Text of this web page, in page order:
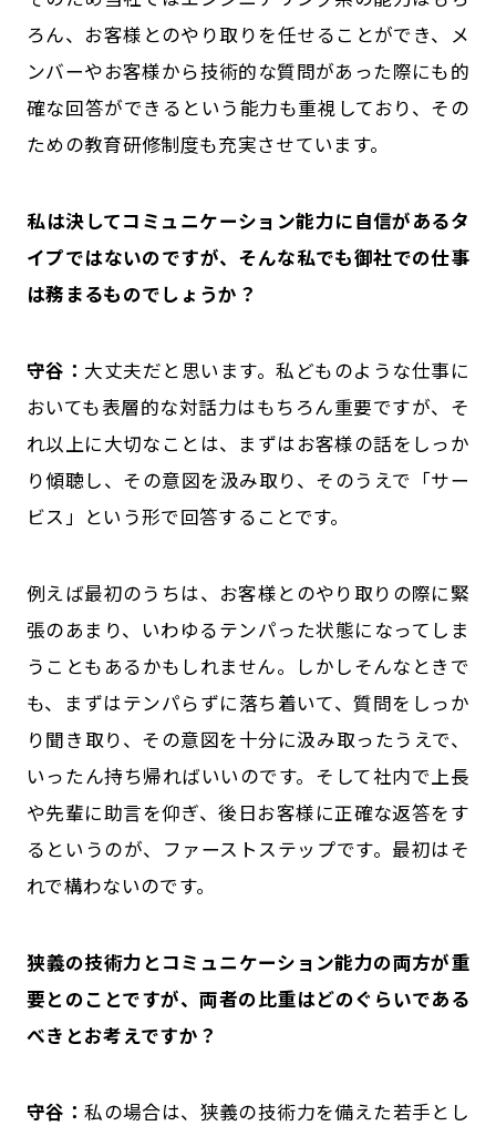
ろん、お客様とのやり取りを任せることができ、メ
ンバーやお客様から技術的な質問があった際にも的
確な回答ができるという能力も重視しており、その
ための教育研修制度も充実させています。
――私は決してコミュニケーション能力に自信があるタ
イプではないのですが、そんな私でも御社での仕事
は務まるものでしょうか？
守谷： 大丈夫だと思います。私どものような仕事に
おいても表層的な対話力はもちろん重要ですが、そ
れ以上に大切なことは、まずはお客様の話をしっか
り傾聴し、その意図を汲み取り、そのうえで「サー
ビス」という形で回答することです。
例えば最初のうちは、お客様とのやり取りの際に緊
張のあまり、いわゆるテンパった状態になってしま
うこともあるかもしれません。しかしそんなときで
も、まずはテンパらずに落ち着いて、質問をしっか
り聞き取り、その意図を十分に汲み取ったうえで、
いったん持ち帰ればいいのです。そして社内で上長
や先輩に助言を仰ぎ、後日お客様に正確な返答をす
るというのが、ファーストステップです。最初はそ
れで構わないのです。
――狭義の技術力とコミュニケーション能力の両方が重
要とのことですが、両者の比重はどのぐらいである
べきとお考えですか？
守谷：私の場合は、狭義の技術力を備えた若手とし